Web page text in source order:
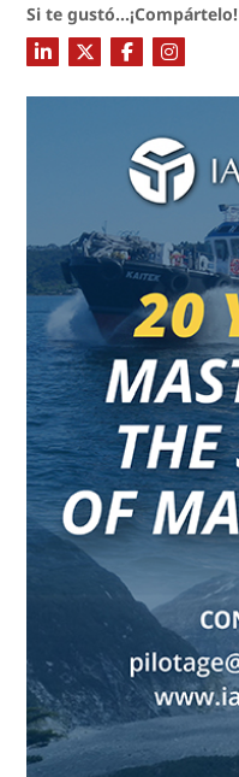
Si te gustó...¡Compártelo!